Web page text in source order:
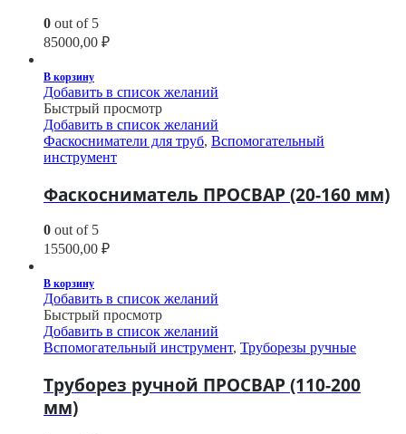
0 out of 5
85000,00 ₽
В корзину
Добавить в список желаний
Быстрый просмотр
Добавить в список желаний
Фаскосниматели для труб, Вспомогательный
инструмент
Фаскосниматель ПРОСВАР (20-160 мм)
0 out of 5
15500,00 ₽
В корзину
Добавить в список желаний
Быстрый просмотр
Добавить в список желаний
Вспомогательный инструмент, Труборезы ручные
Труборез ручной ПРОСВАР (110-200
мм)